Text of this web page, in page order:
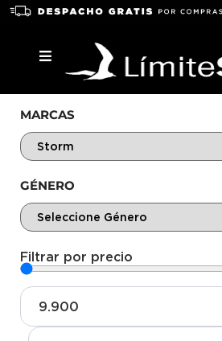
MARCAS
GÉNERO
Filtrar por precio